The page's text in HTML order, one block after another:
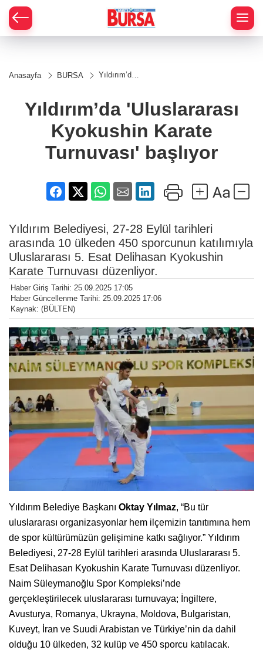
Anasayfa BURSA
Yıldırım’da
Karate
Turnuvası'
Yıldırım’da 'Uluslararası
Kyokushin Karate
Turnuvası' başlıyor
Yıldırım Belediyesi, 27-28 Eylül tarihleri
arasında 10 ülkeden 450 sporcunun katılımıyla
Uluslararası 5. Esat Delihasan Kyokushin
Karate Turnuvası düzenliyor.
Haber Giriş Tarihi: 25.09.2025 17:05
Haber Güncellenme Tarihi: 25.09.2025 17:06
Kaynak: (BÜLTEN)
Yıldırım Belediye Başkanı Oktay Yılmaz, “Bu tür
uluslararası organizasyonlar hem ilçemizin tanıtımına hem
de spor kültürümüzün gelişimine katkı sağlıyor.” Yıldırım
Belediyesi, 27-28 Eylül tarihleri arasında Uluslararası 5.
Esat Delihasan Kyokushin Karate Turnuvası düzenliyor.
Naim Süleymanoğlu Spor Kompleksi’nde
gerçekleştirilecek uluslararası turnuvaya; İngiltere,
Avusturya, Romanya, Ukrayna, Moldova, Bulgaristan,
Kuveyt, İran ve Suudi Arabistan ve Türkiye’nin da dahil
olduğu 10 ülkeden, 32 kulüp ve 450 sporcu katılacak.